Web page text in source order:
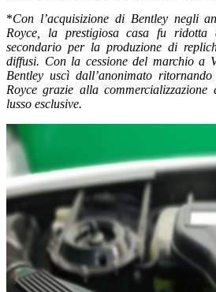
*Con l’acquisizione di Bentley negli
Royce, la prestigiosa casa fu ridotta
secondario per la produzione di
diffusi. Con la cessione del marchio a
Bentley uscì dall’anonimato
Royce grazie alla
lusso esclusive.